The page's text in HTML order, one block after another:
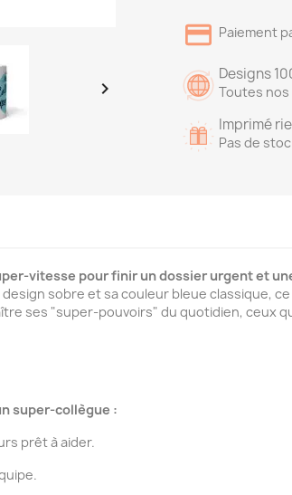

Paiement
Designs
Toutes nos
Imprimé
Pas de
vitesse pour finir un dossier urgent et
design sobre et sa couleur bleue classique,
ses "super-pouvoirs" du quotidien, ceux
super-collègue :
prêt à aider.